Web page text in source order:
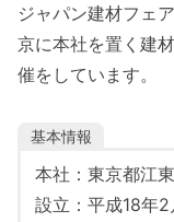
ジャパン建材フェ
京に本社を置く建
催をしています。
基本情報
本社：東京都江
設立：平成18年2